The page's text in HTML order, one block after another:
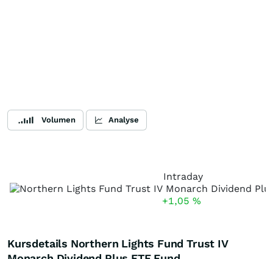
Volumen Analyse
Intraday
+1,05 %
Kursdetails Northern Lights Fund Trust IV